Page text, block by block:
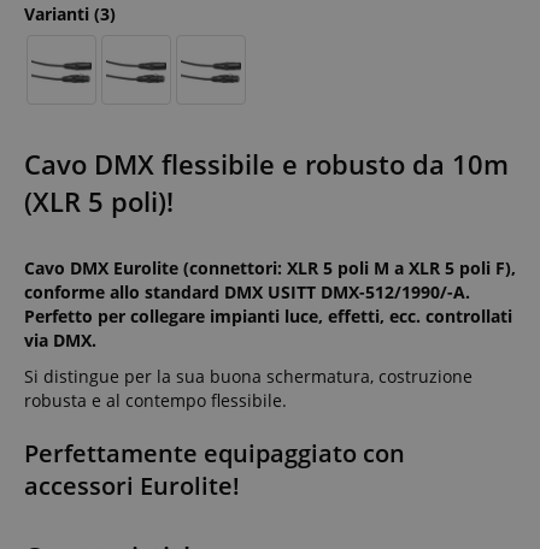
Varianti (3)
Cavo DMX flessibile e robusto da 10m
(XLR 5 poli)!
Cavo DMX Eurolite (connettori: XLR 5 poli M a XLR 5 poli F),
conforme allo standard DMX USITT DMX-512/1990/-A.
Perfetto per collegare impianti luce, effetti, ecc. controllati
via DMX.
Si distingue per la sua buona schermatura, costruzione
robusta e al contempo flessibile.
Perfettamente equipaggiato con
accessori Eurolite!